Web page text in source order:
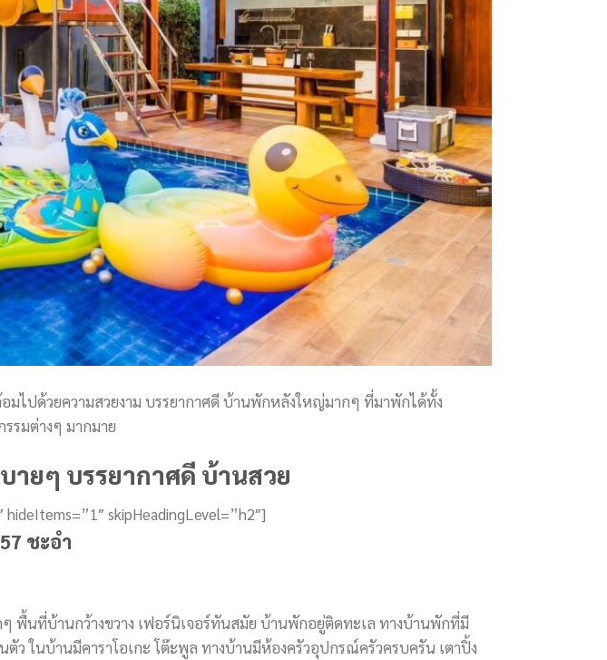
ไปด้วยความสวยงาม บรรยากาศดี บ้านพักหลังใหญ่มากๆ ที่มาพักได้ทั้ง
รมต่างๆ มากมาย
ายๆ บรรยากาศดี บ้านสวย
skipHeadingLevel=”h2″]
ชะอำ
พื้นที่บ้านกว้างขวาง เฟอร์นิเจอร์ทันสมัย บ้านพักอยู่ติดทะเล ทางบ้านพักที่มี
ว ในบ้านมีคาราโอเกะ โต๊ะพูล ทางบ้านมีห้องครัวอุปกรณ์ครัวครบครัน เตาปิ้ง